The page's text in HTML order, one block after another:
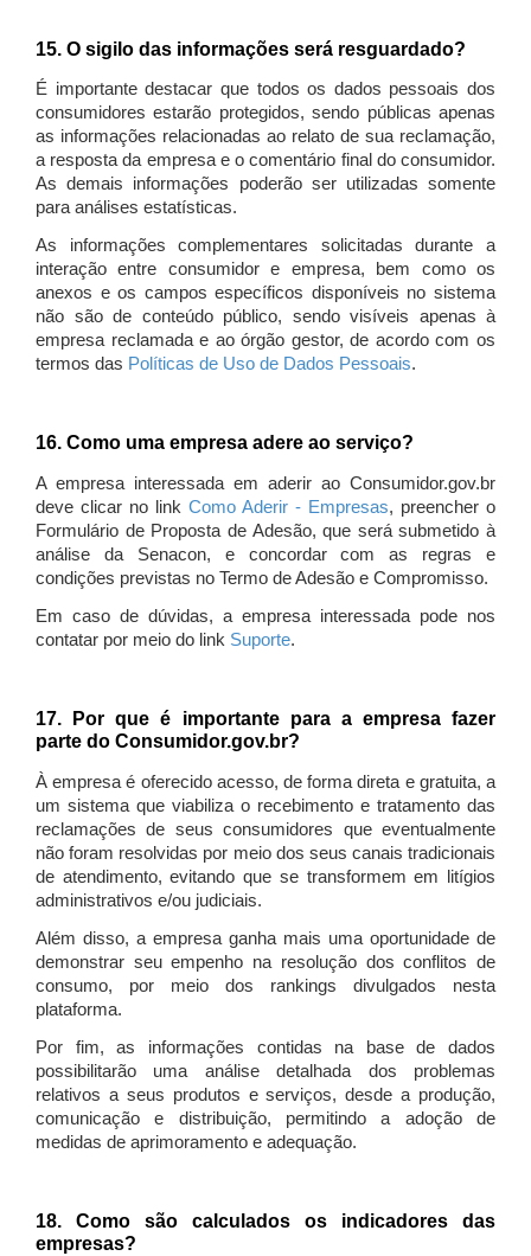
15. O sigilo das informações será resguardado?
É importante destacar que todos os dados pessoais dos
consumidores estarão protegidos, sendo públicas apenas
as informações relacionadas ao relato de sua reclamação,
a resposta da empresa e o comentário final do consumidor.
As demais informações poderão ser utilizadas somente
para análises estatísticas.
As informações complementares solicitadas durante a
interação entre consumidor e empresa, bem como os
anexos e os campos específicos disponíveis no sistema
não são de conteúdo público, sendo visíveis apenas à
empresa reclamada e ao órgão gestor, de acordo com os
termos das Políticas de Uso de Dados Pessoais.
16. Como uma empresa adere ao serviço?
A empresa interessada em aderir ao Consumidor.gov.br
deve clicar no link Como Aderir - Empresas, preencher o
Formulário de Proposta de Adesão, que será submetido à
análise da Senacon, e concordar com as regras e
condições previstas no Termo de Adesão e Compromisso.
Em caso de dúvidas, a empresa interessada pode nos
contatar por meio do link Suporte.
17. Por que é importante para a empresa fazer
parte do Consumidor.gov.br?
À empresa é oferecido acesso, de forma direta e gratuita, a
um sistema que viabiliza o recebimento e tratamento das
reclamações de seus consumidores que eventualmente
não foram resolvidas por meio dos seus canais tradicionais
de atendimento, evitando que se transformem em litígios
administrativos e/ou judiciais.
Além disso, a empresa ganha mais uma oportunidade de
demonstrar seu empenho na resolução dos conflitos de
consumo, por meio dos rankings divulgados nesta
plataforma.
Por fim, as informações contidas na base de dados
possibilitarão uma análise detalhada dos problemas
relativos a seus produtos e serviços, desde a produção,
comunicação e distribuição, permitindo a adoção de
medidas de aprimoramento e adequação.
18. Como são calculados os indicadores das
empresas?